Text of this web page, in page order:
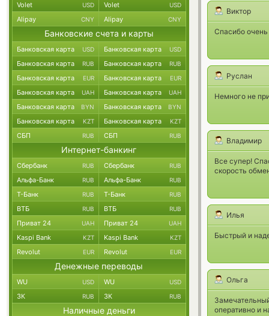
Виктор
Спасибо
Руслан
Немного не
Владимир
Все супер!
скорость
Илья
Быстрый и
Ольга
оперативно и
Volet USD Volet USD
Alipay CNY Alipay CNY
Банковские счета и карты
Банковская карта USD Банковская карта USD
Банковская карта RUB Банковская карта RUB
Банковская карта EUR Банковская карта EUR
Банковская карта UAH Банковская карта UAH
Банковская карта BYN Банковская карта BYN
Банковская карта KZT Банковская карта KZT
СБП RUB СБП RUB
Интернет-банкинг
Сбербанк RUB Сбербанк RUB
Альфа-Банк RUB Альфа-Банк RUB
Т-Банк RUB Т-Банк RUB
ВТБ RUB ВТБ RUB
Приват 24 UAH Приват 24 UAH
Kaspi Bank KZT Kaspi Bank KZT
Revolut EUR Revolut EUR
Денежные переводы
WU USD WU USD
ЗК RUB ЗК RUB
Наличные деньги